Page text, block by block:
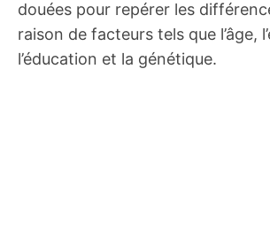
douées pour repérer les
raison de facteurs tels que l’âge,
l’éducation et la génétique.